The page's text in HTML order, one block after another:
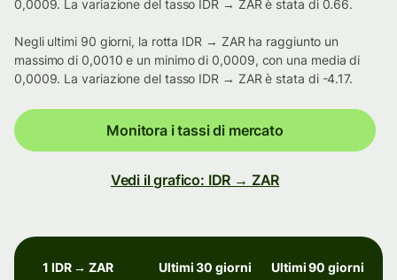
0,0009. La variazione del tasso IDR → ZAR è stata di 0.66.
Negli ultimi 90 giorni, la rotta IDR → ZAR ha raggiunto un
massimo di 0,0010 e un minimo di 0,0009, con una media di
0,0009. La variazione del tasso IDR → ZAR è stata di -4.17.
Monitora i tassi di mercato
Vedi il grafico: IDR → ZAR
1 IDR → ZAR Ultimi 30 giorni Ultimi 90 giorni